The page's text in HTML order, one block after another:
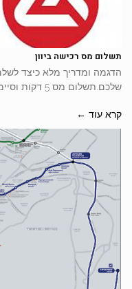
תשלום מס רכישה ביוון
הדגמה ומדריך מלא כיצד
שלכם.תשלום מס 5 דקות וסיימתם. הכינו את טופס התשלום
קרא עוד ←